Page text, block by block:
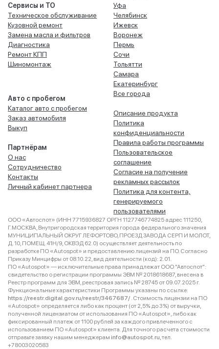
Сервисы и ТО
Техническое обслуживание
Кузовной ремонт
Замена масла и фильтров
Диагностика
Ремонт КПП
Шиномонтаж
Авто с пробегом
Каталог авто с пробегом
Заказ автомобиля
Выкуп
Партнёрам
О нас
Сотрудничество
Контакты
Личный кабинет партнера
Уфа
Челябинск
Ижевск
Воронеж
Пермь
Сочи
Тольятти
Самара
Екатеринбург
Все города
Описание продукта
Политика
конфиденциальности
Правила работы программы
Пользовательское
соглашение
Согласие на получение
рекламных рассылок
Политика для контента,
генерируемого
пользователями
ООО «Автоспот» (ИНН 7715936827 ОРГН 1127746774825 адрес 111250,
Г.МОСКВА, Внутригородская территория города федерального значения
МУНИЦИПАЛЬНЫЙ ОКРУГ ЛЕФОРТОВО, ПРОЕЗД ЗАВОДА СЕРП И МОЛОТ,
Д. 10, ПОМЕЩ. 41Н/9, ОКВЭД 62.0) осуществляет деятельность по
разработке ПО «Autospot» и предоставлению лицензий на ПО. Согласно
Приказу Минцифры от 08.10.22, вид деятельности (код): 2.01.
ПО «Autospot» — исключительные права принадлежат ООО "Автоспот":
свидетельство о регистрации программы ЭВМ № 2018618687, внесена в
Реестр программ для ЭВМ, реестровая запись № 28745 от 09.07.2025 г.
Функциональные характеристики Программы указаны по ссылке:
https://reestr.digital.gov.ru/reestr/3467687/ . Стоимость лицензии на ПО
«Autospot» определяется либо как процент (от 2,5% до 3%) от выручки,
полученной лицензиатом от использования ПО «Autospot», либо как
фиксированный платеж от 1100 рублей за каждого привлеченного с
использованием ПО «Autospot» клиента. Для точного расчета стоимости
отправьте заявку нашим менеджерам info@autospot.ru, тел.
+78003020583